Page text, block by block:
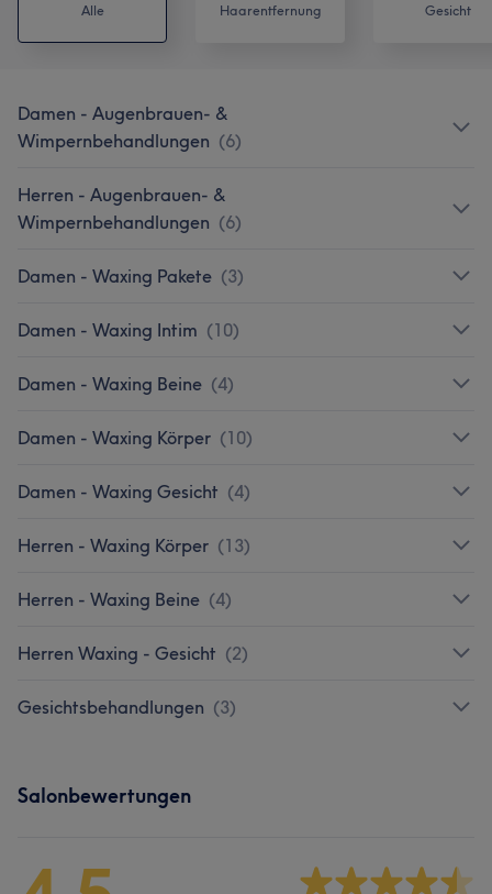
Alle Haarentfernung Gesicht
Damen - Augenbrauen- &
Wimpernbehandlungen (6)
Herren - Augenbrauen- &
Wimpernbehandlungen (6)
Damen - Waxing Pakete (3)
Damen - Waxing Intim (10)
Damen - Waxing Beine (4)
Damen - Waxing Körper (10)
Damen - Waxing Gesicht (4)
Herren - Waxing Körper (13)
Herren - Waxing Beine (4)
Herren Waxing - Gesicht (2)
Gesichtsbehandlungen (3)
Salonbewertungen